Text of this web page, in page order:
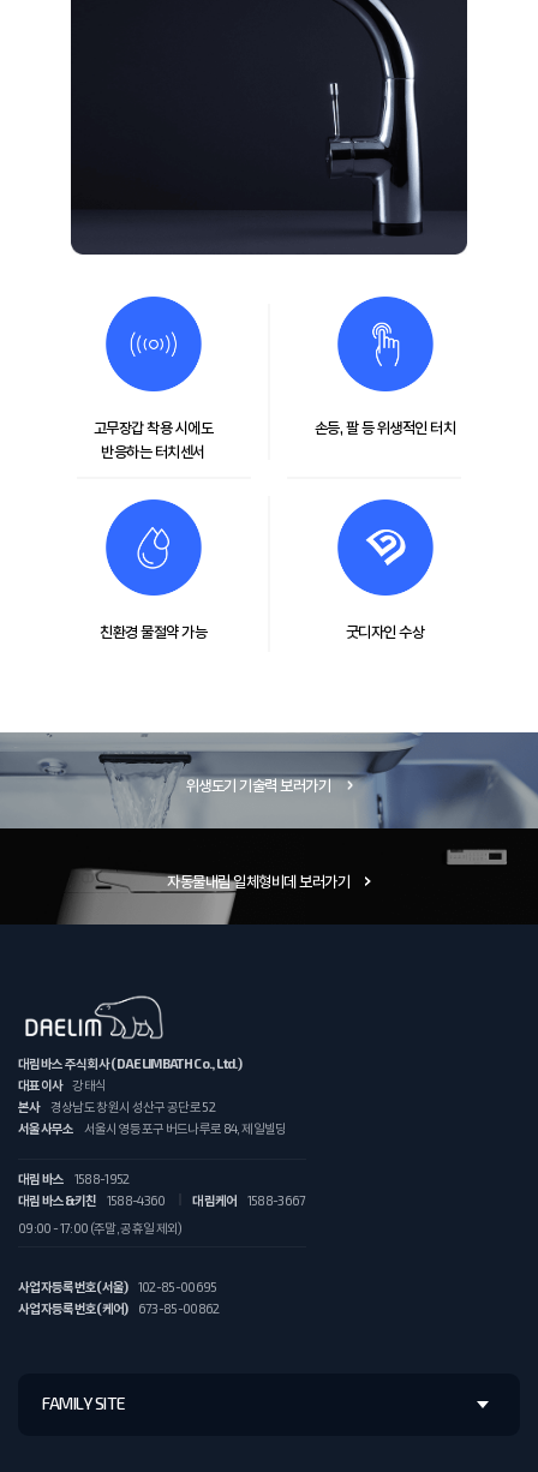
고무장갑 착용 시에도
반응하는 터치센서
손등, 팔 등 위생적인 터치
친환경 물절약 가능 굿디자인 수상
위생도기 기술력 보러가기
자동물내림 일체형비데 보러가기
대림바스 주식회사 (DAELIMBATH Co., Ltd.)
대표이사
강태식
본사
경상남도 창원시 성산구 공단로 52
서울사무소
서울시 영등포구 버드나루로 84, 제일빌딩
대림 바스
1588-1952
대림 바스&키친
1588-4360 대림케어
1588-3667
09:00 - 17:00 (주말, 공휴일 제외)
사업자등록번호(서울)
102-85-00695
사업자등록번호(케어)
673-85-00862
FAMILY SITE